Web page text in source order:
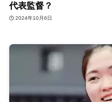
代表監督？
2024年10月6日